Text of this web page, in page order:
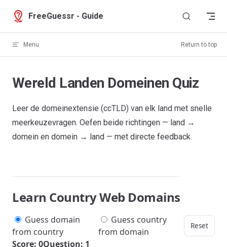
Skip to content
FreeGuessr - Guide
Menu Return to top
Wereld Landen Domeinen Quiz
Leer de domeinextensie (ccTLD) van elk land met snelle
meerkeuzevragen. Oefen beide richtingen — land →
domein en domein → land — met directe feedback.
Learn Country Web Domains
Guess domain
from country
Guess country
from domain
Reset
Score: 0Question: 1